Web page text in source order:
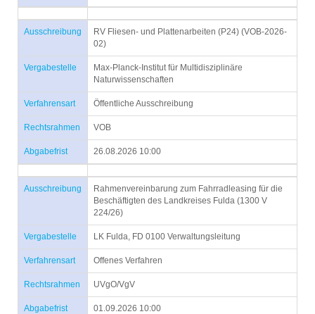
Ausschreibung
RV Fliesen- und Plattenarbeiten (P24) (VOB-2026-
02)
Vergabestelle
Max-Planck-Institut für Multidisziplinäre
Naturwissenschaften
Verfahrensart Öffentliche Ausschreibung
Rechtsrahmen VOB
Abgabefrist 26.08.2026 10:00
Ausschreibung
Rahmenvereinbarung zum Fahrradleasing für die
Beschäftigten des Landkreises Fulda (1300 V
224/26)
Vergabestelle LK Fulda, FD 0100 Verwaltungsleitung
Verfahrensart Offenes Verfahren
Rechtsrahmen UVgO/VgV
Abgabefrist 01.09.2026 10:00